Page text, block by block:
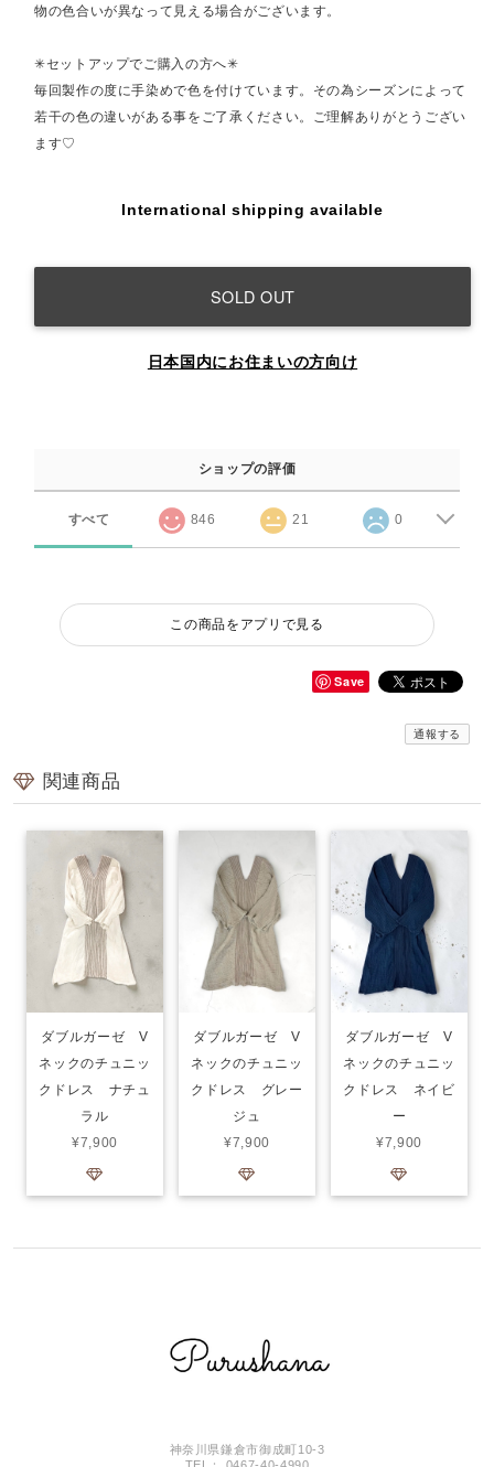
物の色合いが異なって見える場合がございます。
✳︎セットアップでご購入の方へ✳︎
毎回製作の度に手染めで色を付けています。その為シーズンによって
若干の色の違いがある事をご了承ください。ご理解ありがとうござい
ます♡
International shipping available
SOLD OUT
日本国内にお住まいの方向け
ショップの評価
すべて 846 21 0
この商品をアプリで見る
Save
通報する
関連商品
ダブルガーゼ V
ネックのチュニッ
クドレス ナチュ
ラル
¥7,900
ダブルガーゼ V
ネックのチュニッ
クドレス グレー
ジュ
¥7,900
ダブルガーゼ V
ネックのチュニッ
クドレス ネイビ
ー
¥7,900
神奈川県鎌倉市御成町10-3